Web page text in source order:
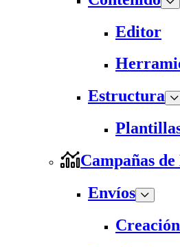
Editor
Estructura
Campañas
Envíos